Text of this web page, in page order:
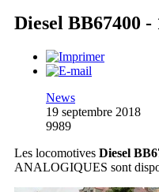
Diesel BB67400 -
News
19 septembre 2018
9989
Les locomotives Diesel
ANALOGIQUES sont